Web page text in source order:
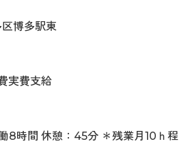
博多駅東
実費支給
時間 休憩：45分 ＊残業月10ｈ程